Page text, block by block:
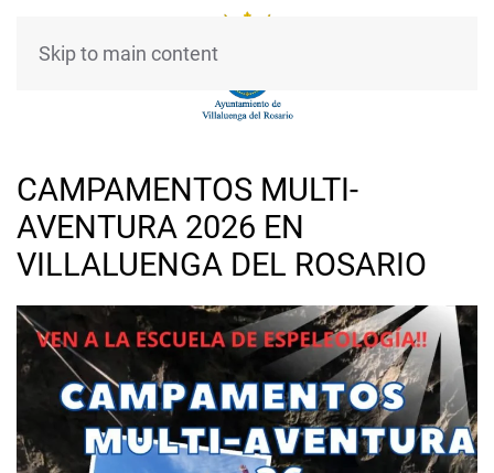
Skip to main content
CAMPAMENTOS MULTI-
AVENTURA 2026 EN
VILLALUENGA DEL ROSARIO